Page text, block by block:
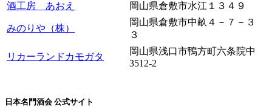
酒工房 あおえ
岡山県倉敷市水江１３４９
みのりや（株）
岡山県倉敷市中畝４－７－３
３
リカーランドカモガタ
岡山県浅口市鴨方町六条院中
3512-2
日本名門酒会 公式サイト